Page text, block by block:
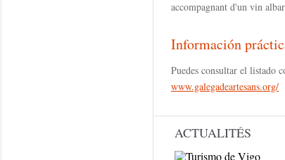
accompagnant d'un vin
Información
Puedes consultar el listado
www.galegadeartesans.org/
ACTUALITÉS